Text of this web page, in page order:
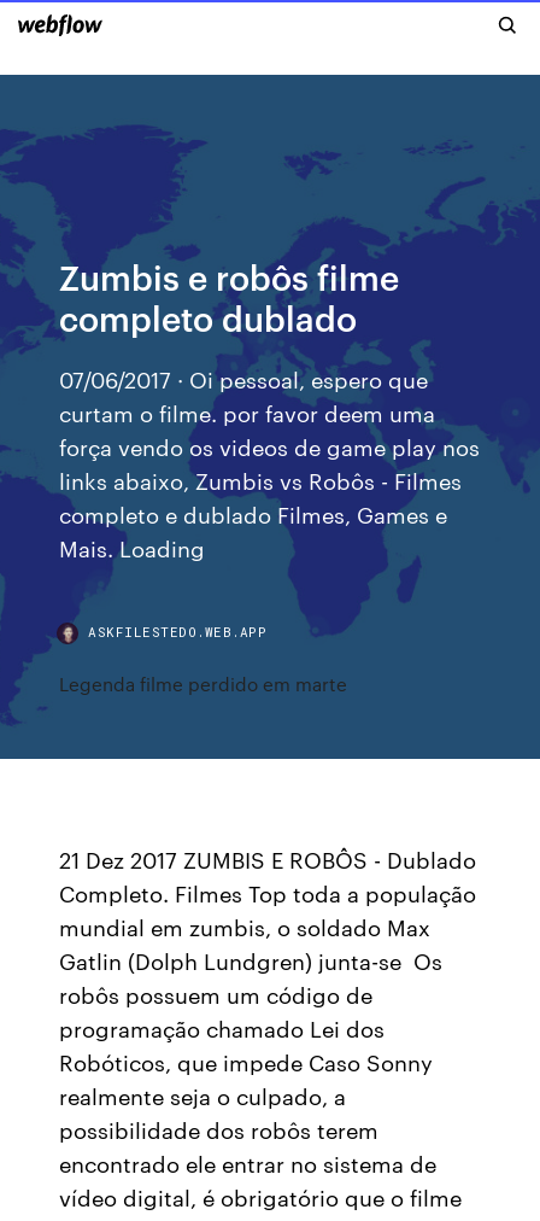
Zumbis e robôs filme
completo dublado
07/06/2017 · Oi pessoal, espero que
curtam o filme. por favor deem uma
força vendo os videos de game play nos
links abaixo, Zumbis vs Robôs - Filmes
completo e dublado Filmes, Games e
Mais. Loading
ASKFILESTEDO.WEB.APP
Legenda filme perdido em marte
21 Dez 2017 ZUMBIS E ROBÔS - Dublado
Completo. Filmes Top toda a população
mundial em zumbis, o soldado Max
Gatlin (Dolph Lundgren) junta-se Os
robôs possuem um código de
programação chamado Lei dos
Robóticos, que impede Caso Sonny
realmente seja o culpado, a
possibilidade dos robôs terem
encontrado ele entrar no sistema de
vídeo digital, é obrigatório que o filme